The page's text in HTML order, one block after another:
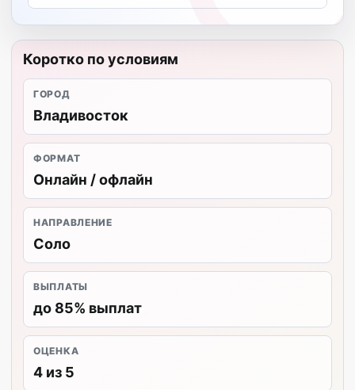
Коротко по условиям
ГОРОД
Владивосток
ФОРМАТ
Онлайн / офлайн
НАПРАВЛЕНИЕ
Соло
ВЫПЛАТЫ
до 85% выплат
ОЦЕНКА
4 из 5